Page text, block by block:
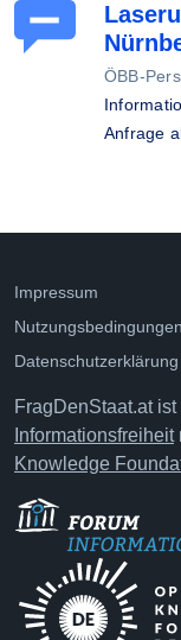
ÖBB-
Anfrage
Impressum
Nutzungsbedingungen
Datenschutzerklärung
FragDenStaat.at
Informationsfreiheit
Knowledge